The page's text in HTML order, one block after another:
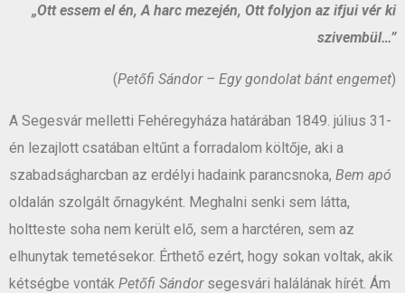
„Ott essem el én, A harc mezején, Ott folyjon az ifjui vér ki
szivembül…”
(Petőfi Sándor – Egy gondolat bánt engemet)
A Segesvár melletti Fehéregyháza határában 1849. július 31-
én lezajlott csatában eltűnt a forradalom költője, aki a
szabadságharcban az erdélyi hadaink parancsnoka, Bem apó
oldalán szolgált őrnagyként. Meghalni senki sem látta,
holtteste soha nem került elő, sem a harctéren, sem az
elhunytak temetésekor. Érthető ezért, hogy sokan voltak, akik
kétségbe vonták Petőfi Sándor segesvári halálának hírét. Ám